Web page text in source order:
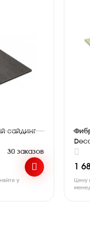
сайдинг
30 заказов
у
1
Цену